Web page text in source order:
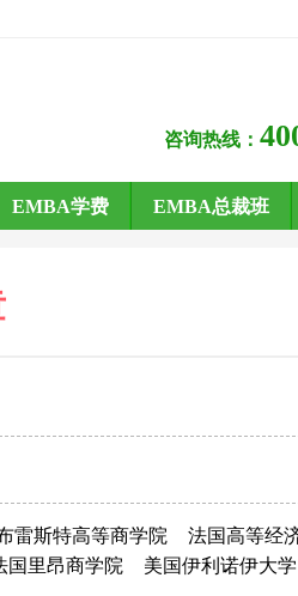
咨询热线：
EMBA学费 EMBA总裁班
雷斯特高等商学院 法国高等经
国里昂商学院 美国伊利诺伊大学